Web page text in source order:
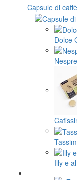
Capsule di
Dolce
Illy e